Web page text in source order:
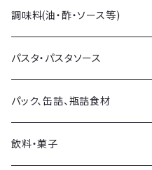
イタリア産
フランス産
スペイン産
その他各国
パック販売チーズ
チーズアソート
イタリア産
フランス産
調味料(油・酢・ソース等)
オリーブオイル・他オイル
バルサミコ・他お酢
塩
パスタ・パスタソース
パスタ
パスタソース
パック、缶詰、瓶詰食材
オリーブ
飲料・菓子